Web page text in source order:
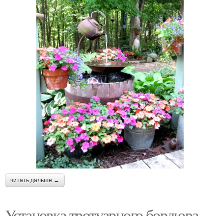
читать дальше →